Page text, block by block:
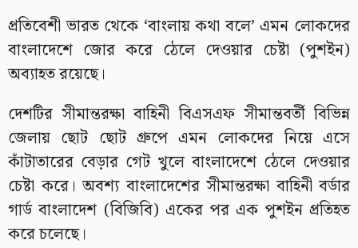
প্রতিবেশী ভারত থেকে ‘বাংলায় কথা বলে’ এমন লোকদের
বাংলাদেশে জোর করে ঠেলে দেওয়ার চেষ্টা (পুশইন)
অব্যাহত রয়েছে।
দেশটির সীমান্তরক্ষা বাহিনী বিএসএফ সীমান্তবর্তী বিভিন্ন
জেলায় ছোট ছোট গ্রুপে এমন লোকদের নিয়ে এসে
কাঁটাতারের বেড়ার গেট খুলে বাংলাদেশে ঠেলে দেওয়ার
চেষ্টা করে। অবশ্য বাংলাদেশের সীমান্তরক্ষা বাহিনী বর্ডার
গার্ড বাংলাদেশ (বিজিবি) একের পর এক পুশইন প্রতিহত
করে চলেছে।